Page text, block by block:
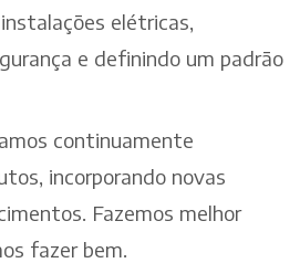
elétricas,
e definindo um padrão
continuamente
incorporando novas
Fazemos melhor
fazer bem.